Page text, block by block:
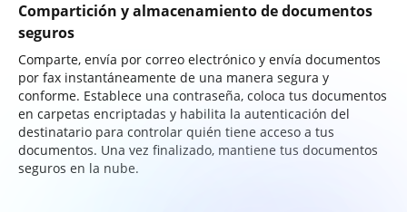
Compartición y almacenamiento de documentos
seguros
Comparte, envía por correo electrónico y envía documentos
por fax instantáneamente de una manera segura y
conforme. Establece una contraseña, coloca tus documentos
en carpetas encriptadas y habilita la autenticación del
destinatario para controlar quién tiene acceso a tus
documentos. Una vez finalizado, mantiene tus documentos
seguros en la nube.